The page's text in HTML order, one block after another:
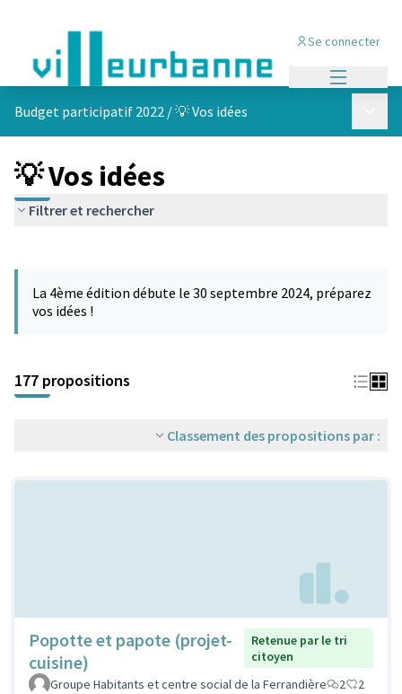
Se connecter
Budget participatif 2022 /💡 Vos idées
💡 Vos idées
Filtrer et rechercher
−
La 4ème édition débute le 30 septembre 2024, préparez
vos idées !
177 propositions
Classement des propositions par :
Popotte et papote (projet-
cuisine)
Retenue par le tri
citoyen
Groupe Habitants et centre social de la Ferrandière
2 2